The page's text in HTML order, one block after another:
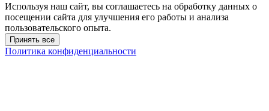
Используя наш сайт, вы соглашаетесь на обработку данных о
посещении сайта для улучшения его работы и анализа
пользовательского опыта.
Принять все
Политика конфиденциальности